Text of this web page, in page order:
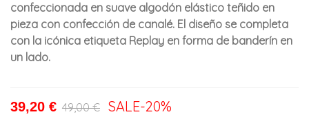
confeccionada en suave algodón elástico teñido en
pieza con confección de canalé. El diseño se completa
con la icónica etiqueta Replay en forma de banderín en
un lado.
39,20 € 49,00 € SALE-20%